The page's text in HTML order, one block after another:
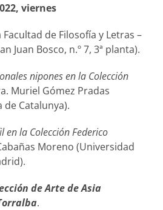
viernes
de Filosofía y Letras –
Juan Bosco, n.º 7, 3ª planta).
nipones en la Colección
Muriel Gómez Pradas
Catalunya).
en la Colección Federico
Moreno (Universidad
de Arte de Asia
.